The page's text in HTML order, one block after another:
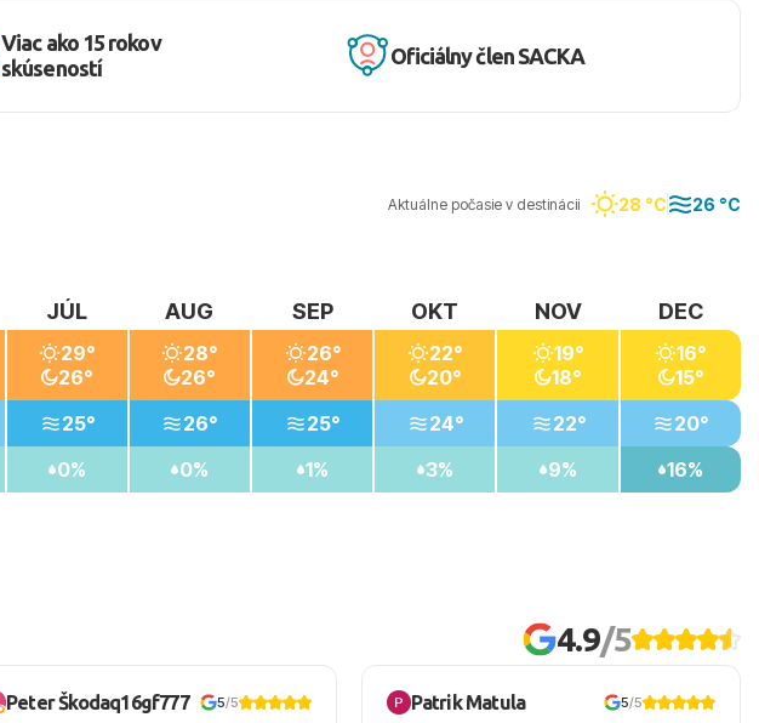
Viac ako 15 rokov
skúseností
Oficiálny člen SACKA
Aktuálne počasie v destinácii 28 °C 26 °C
JÚL
29°
26°
25°
0%
AUG
28°
26°
26°
0%
SEP
26°
24°
25°
1%
OKT
22°
20°
24°
3%
NOV
19°
18°
22°
9%
DEC
16°
15°
20°
16%
4.9/5
Peter Škodaq16gf777 5/5 Patrik Matula 5/5